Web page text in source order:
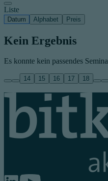
Liste
Datum Alphabet Preis
Kein Ergebnis
Es konnte kein passendes
14 15 16 17 18